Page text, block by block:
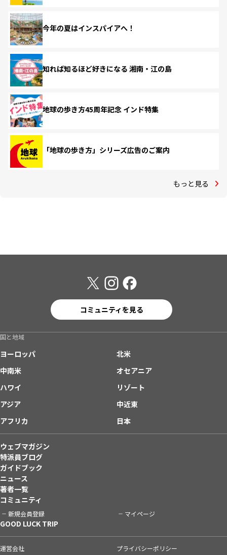
今年の夏はインスパイアへ！
知れば知るほど好きになる 湘南・江の島
地球の歩き方45周年記念 インド特集
「地球の歩き方」シリーズ広告のご案内
もっと見る
コミュニティを見る
国と地域
ヨーロッパ
北米
中南米
オセアニア
ハワイ
リゾート
アジア
中近東
アフリカ
日本
ウェブマガジン
特派員ブログ
ガイドブック
ニュース
著者一覧
コミュニティ
新規会員登録 マイページ
GOOD LUCK TRIP
運営会社 プライバシーポリシー